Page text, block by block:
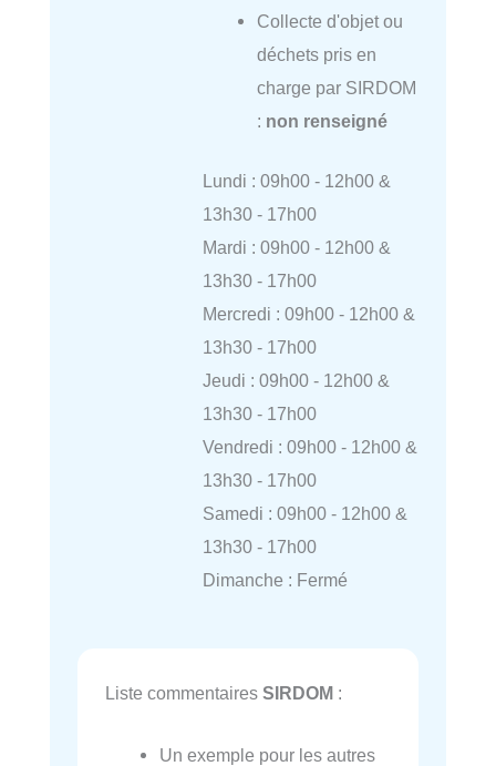
Collecte d'objet ou
déchets pris en
charge par SIRDOM
: non renseigné
Lundi : 09h00 - 12h00 &
13h30 - 17h00
Mardi : 09h00 - 12h00 &
13h30 - 17h00
Mercredi : 09h00 - 12h00 &
13h30 - 17h00
Jeudi : 09h00 - 12h00 &
13h30 - 17h00
Vendredi : 09h00 - 12h00 &
13h30 - 17h00
Samedi : 09h00 - 12h00 &
13h30 - 17h00
Dimanche : Fermé
Liste commentaires SIRDOM :
Un exemple pour les autres